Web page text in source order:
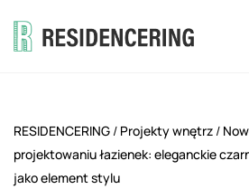
RESIDENCERING / Projekty wnętrz /
projektowaniu łazienek: eleganckie
jako element stylu